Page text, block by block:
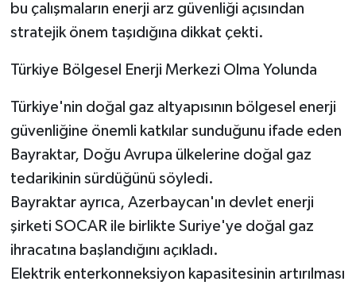
bu çalışmaların enerji arz güvenliği açısından
stratejik önem taşıdığına dikkat çekti.
Türkiye Bölgesel Enerji Merkezi Olma Yolunda
Türkiye'nin doğal gaz altyapısının bölgesel enerji
güvenliğine önemli katkılar sunduğunu ifade eden
Bayraktar, Doğu Avrupa ülkelerine doğal gaz
tedarikinin sürdüğünü söyledi.
Bayraktar ayrıca, Azerbaycan'ın devlet enerji
şirketi SOCAR ile birlikte Suriye'ye doğal gaz
ihracatına başlandığını açıkladı.
Elektrik enterkonneksiyon kapasitesinin artırılması